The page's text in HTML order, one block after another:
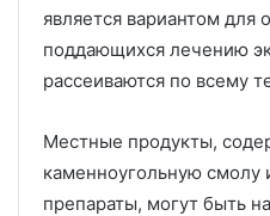
является вариантом для
поддающихся лечению
рассеиваются по всему
Местные продукты,
каменноугольную смолу
препараты, могут быть